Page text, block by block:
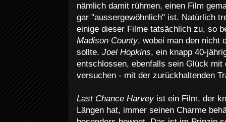
nämlich damit rühmen, einen Film
gar "aussergewöhnlich" ist. Natürlich
einige dieser Filme tatsächlich zu, so
Madison County, wobei man den nicht
sollte. Joel Hopkins, ein knapp 40-
entschlossen, ebenfalls sein Glück mit
versuchen - mit der zurückhaltenden
Last Chance Harveyist ein Film, der
Längen hat, immer seinen Charme